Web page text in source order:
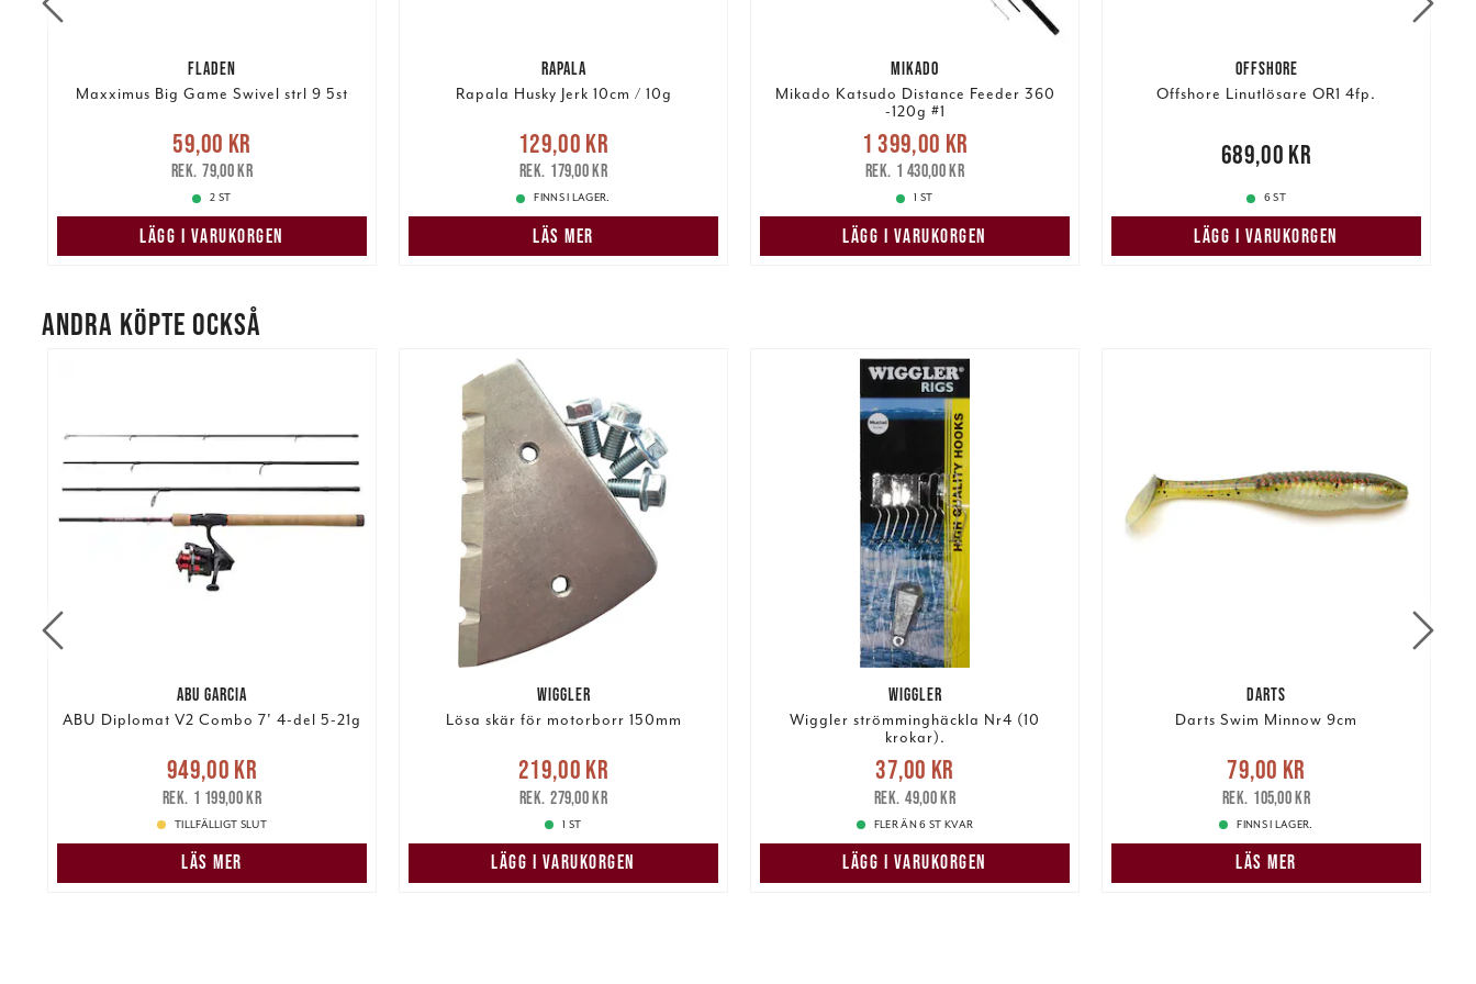
FLADEN
Maxximus Big Game Swivel strl 9 5st
Nuvarande pris :59,00 kr
pris:79,00 kr
59,00 kr
79,00 kr
2 ST
LÄGG I VARUKORGEN
RAPALA
Rapala Husky Jerk 10cm / 10g
Nuvarande pris
Tidigare pris
129,00 kr
179,00 kr
FINNS I LAGER.
LÄS MER
MIKADO
Mikado Katsudo Distance Feeder 360
-120g #1
Nuvarande pris
1 399,00 krTidigare pris
1 430,00 kr
1 399,00 kr
1 430,00 kr
1 ST
LÄGG I VARUKORGEN
OFFSHORE
Offshore Linutlösare OR1 4fp.
689,00 kr689,00 kr
6 ST
LÄGG I VARUKORGEN
ANDRA KÖPTE OCKSÅ
ABU GARCIA
ABU Diplomat V2 Combo 7' 4-del 5-21g
Nuvarande pris
949,00 krTidigare pris
1 199,00 kr
949,00 kr
1 199,00 kr
TILLFÄLLIGT SLUT
LÄS MER
WIGGLER
Lösa skär för motorborr 150mm
Nuvarande pris
Tidigare pris
219,00 kr
279,00 kr
1 ST
LÄGG I VARUKORGEN
WIGGLER
Wiggler strömminghäckla Nr4 (10
krokar).
Nuvarande pris :37,00 kr
pris: 49,00 kr
37,00 kr
49,00 kr
FLER ÄN 6 ST KVAR
LÄGG I VARUKORGEN
DARTS
Darts Swim Minnow 9cm
Nuvarande pris :79,00 kr
pris: 105,00 kr
79,00 kr
105,00 kr
FINNS I LAGER.
LÄS MER